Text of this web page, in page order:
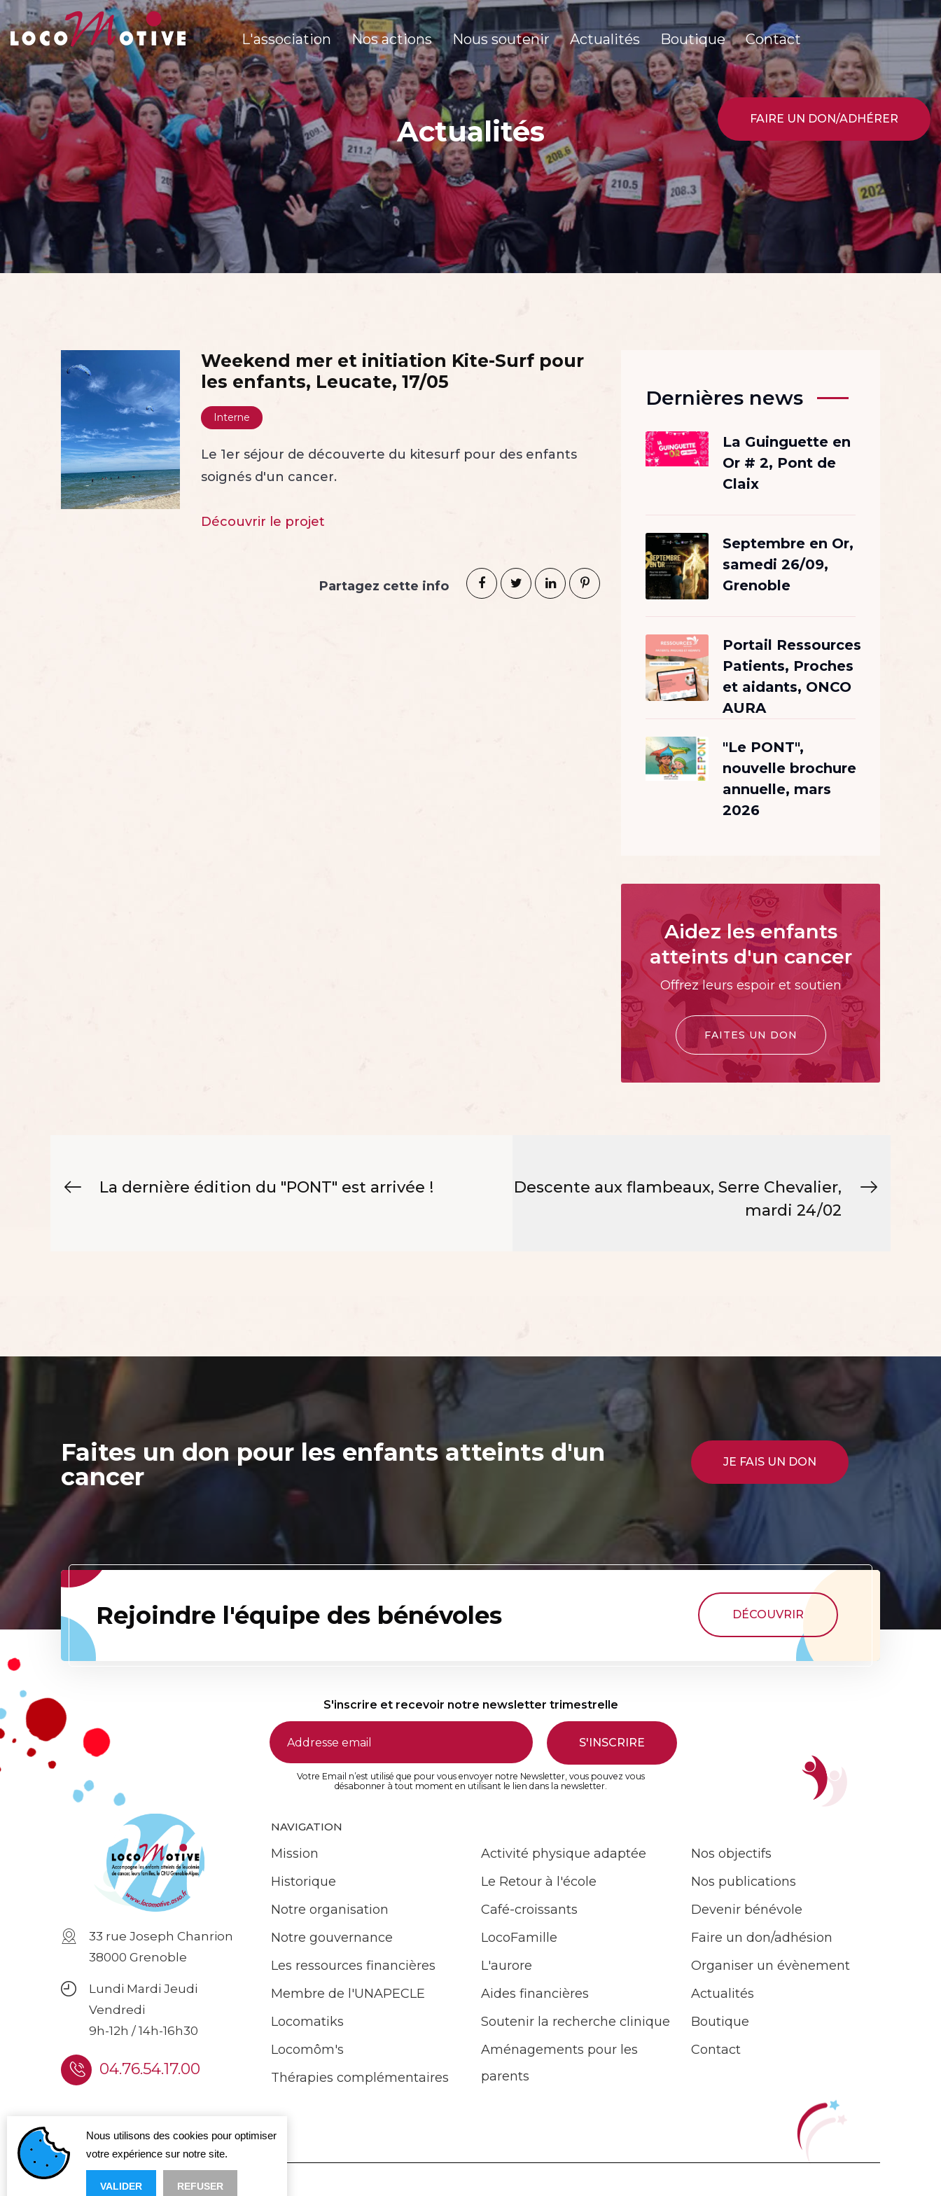
L'association Nos actions Nous soutenir Actualités Boutique Contact
FAIRE UN DON/ADHÉRER
Actualités
Weekend mer et initiation Kite-Surf pour
les enfants, Leucate, 17/05
Interne
Le 1er séjour de découverte du kitesurf pour des enfants
soignés d'un cancer.
Découvrir le projet
Partagez cette info
Dernières news
La Guinguette en
Or # 2, Pont de
Claix
Septembre en Or,
samedi 26/09,
Grenoble
Portail Ressources
Patients, Proches
et aidants, ONCO
AURA
"Le PONT",
nouvelle brochure
annuelle, mars
2026
Aidez les enfants
atteints d'un cancer
Offrez leurs espoir et soutien
FAITES UN DON
La dernière édition du "PONT" est arrivée !
Descente aux flambeaux, Serre Chevalier,
mardi 24/02
Faites un don pour les enfants atteints d'un
cancer
JE FAIS UN DON
Rejoindre l'équipe des bénévoles DÉCOUVRIR
S'inscrire et recevoir notre newsletter trimestrelle
S'INSCRIRE
Votre Email n’est utilisé que pour vous envoyer notre Newsletter, vous pouvez vous
désabonner à tout moment en utilisant le lien dans la newsletter.
33 rue Joseph Chanrion
38000 Grenoble
Lundi Mardi Jeudi
Vendredi
9h-12h / 14h-16h30
04.76.54.17.00
NAVIGATION
Mission
Historique
Notre organisation
Notre gouvernance
Les ressources financières
Membre de l'UNAPECLE
Locomatiks
Locomôm's
Thérapies complémentaires
Activité physique adaptée
Le Retour à l'école
Café-croissants
LocoFamille
L'aurore
Aides financières
Soutenir la recherche clinique
Aménagements pour les
parents
Nos objectifs
Nos publications
Devenir bénévole
Faire un don/adhésion
Organiser un évènement
Actualités
Boutique
Contact
Nous utilisons des cookies pour optimiser
votre expérience sur notre site.
VALIDER REFUSER